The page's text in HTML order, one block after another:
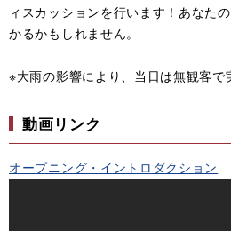
ィスカッションを行います！あなた
かるかもしれません。
※大雨の影響により、当日は無観客で
動画リンク
オープニング・イントロダクション